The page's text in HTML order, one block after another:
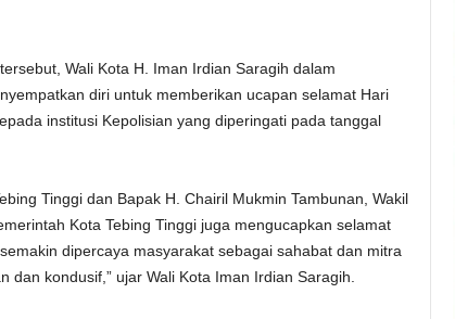
Wali Kota H. Iman Irdian Saragih dalam
diri untuk memberikan ucapan selamat Hari
institusi Kepolisian yang diperingati pada tanggal
Tinggi dan Bapak H. Chairil Mukmin Tambunan, Wakil
Kota Tebing Tinggi juga mengucapkan selamat
dipercaya masyarakat sebagai sahabat dan mitra
kondusif,” ujar Wali Kota Iman Irdian Saragih.